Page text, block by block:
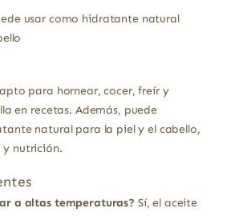
usar como hidratante natural
para hornear, cocer, freír y
en recetas. Además, puede
natural para la piel y el cabello,
nutrición.
a altas temperaturas? Sí, el aceite